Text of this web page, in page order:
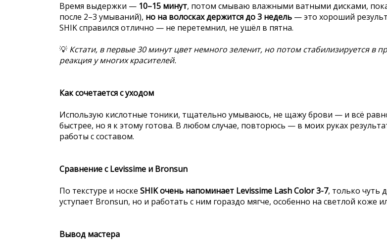
Время выдержки — 10–15 минут, потом смываю влажными ватными дисками, пока
после 2–3 умываний), но на волосках держится до 3 недель — это хороший
SHIK справился отлично — не перетемнил, не ушёл в пятна.
💡 Кстати, в первые 30 минут цвет немного зеленит, но потом стабилизируется
реакция у многих красителей.
Как сочетается с уходом
Использую кислотные тоники, тщательно умываюсь, не щажу брови — и всё
быстрее, но я к этому готова. В любом случае, повторюсь — в моих руках
работы с составом.
Сравнение с Levissime и Bronsun
По текстуре и носке SHIK очень напоминает Levissime Lash Color 3-7, только чуть
уступает Bronsun, но и работать с ним гораздо мягче, особенно на светлой коже
Вывод мастера